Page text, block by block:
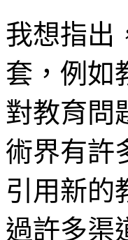
我想指出
套，例如
對教育問
術界有許
引用新的
過許多渠